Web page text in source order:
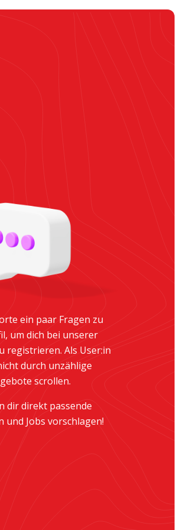
ein paar Fragen zu
um dich bei unserer
registrieren. Als User:in
durch unzählige
scrollen.
dir direkt passende
und Jobs vorschlagen!